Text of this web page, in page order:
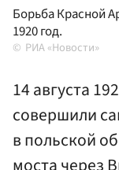
Борьба Красной
1920 год.
РИА «Новости»
14 августа
совершили
в польской